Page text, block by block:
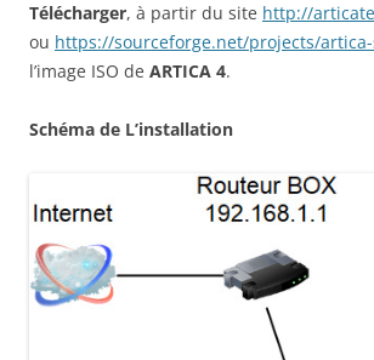
Télécharger, à partir du site http://
ou https://sourceforge.net/projects/
l’image ISO de ARTICA 4.
Schéma de L’installation